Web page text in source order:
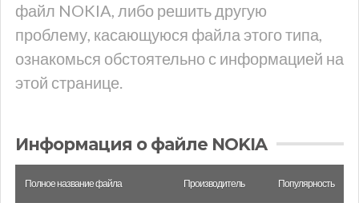
файл NOKIA, либо решить другую
проблему, касающуюся файла этого типа,
ознакомься обстоятельно с информацией на
этой странице.
Информация о файле NOKIA
Полное название файла Производитель Популярность